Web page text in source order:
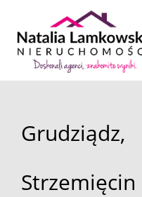
Grudziądz,
Strzemięcin